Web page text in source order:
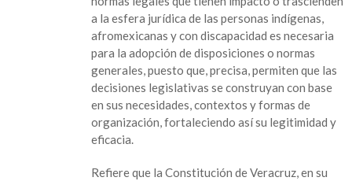
a la esfera jurídica de las personas indígenas,
afromexicanas y con discapacidad es necesaria
para la adopción de disposiciones o normas
generales, puesto que, precisa, permiten que las
decisiones legislativas se construyan con base
en sus necesidades, contextos y formas de
organización, fortaleciendo así su legitimidad y
eficacia.
Refiere que la Constitución de Veracruz, en su